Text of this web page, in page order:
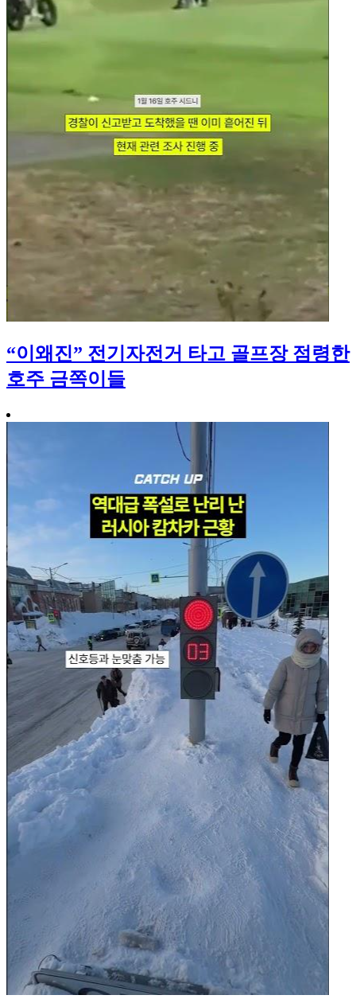
“이왜진” 전기자전거 타고 골프장 점령한
호주 금쪽이들